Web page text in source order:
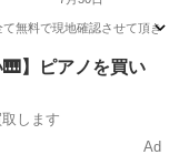
無料で現地確認させて頂き
🎹】ピアノを買い
します
Ad